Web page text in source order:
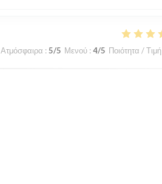
Ατμόσφαιρα : 5/5 Μενού : 4/5 Ποιότητα / Τιμή